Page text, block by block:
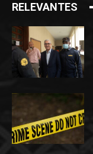
RELEVANTES